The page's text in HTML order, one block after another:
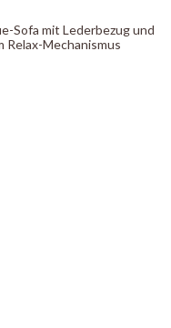
Sofa mit Lederbezug und
Relax-Mechanismus